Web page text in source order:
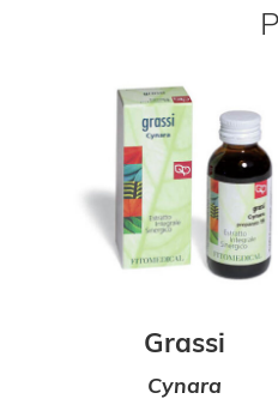
Grassi
Cynara